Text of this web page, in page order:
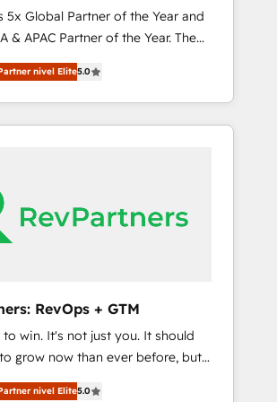
5x Global Partner of the Year and
& APAC Partner of the Year. The
experienced and fully
Solutions Partner. 🚀
HubSpot projects delivered and
across EMEA, APAC and NAM,
region migrations to AI-powered
we turn complexity into clarity,
🏆 HubSpot’s CEO
nivel Elite5.0
RevOps + GTM
you. It should
grow now than ever before, but
nivel Elite5.0